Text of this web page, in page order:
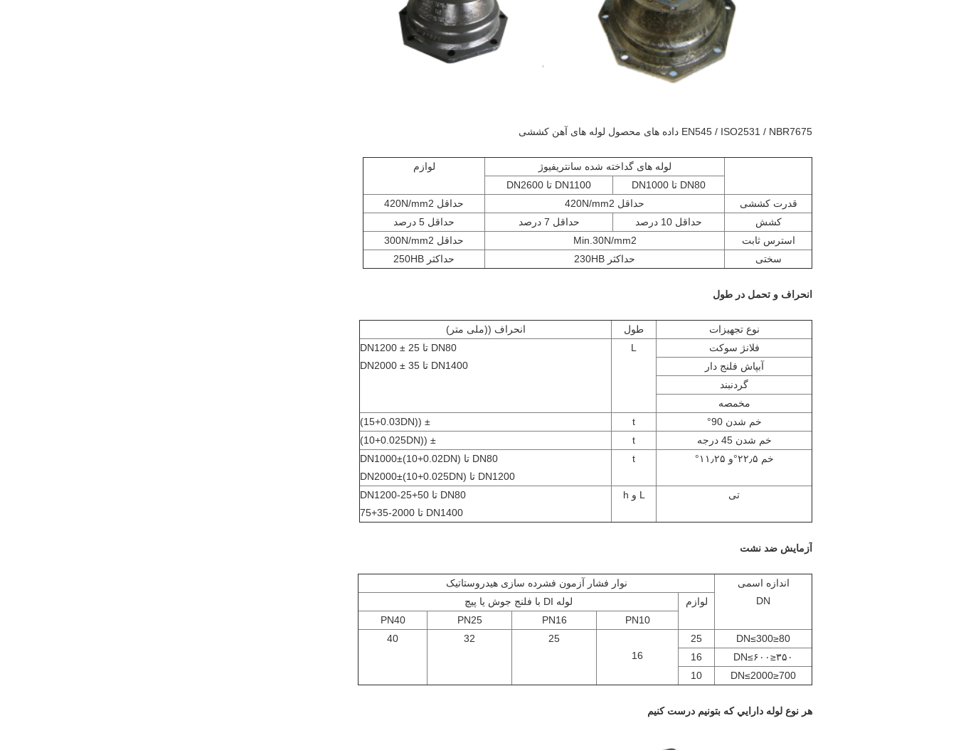
EN545 / ISO2531 / NBR7675 داده های محصول لوله های آهن کششی
لوله های گداخته شده سانتریفیوژ
لوازم
DN80 تا DN1000
DN1100 تا DN2600
قدرت کششی
حداقل 420N/mm2
حداقل 420N/mm2
کشش
حداقل 10 درصد حداقل 7 درصد
حداقل 5 درصد
استرس ثابت
Min.30N/mm2
حداقل 300N/mm2
سختی
حداکثر 230HB حداکثر 250HB
انحراف و تحمل در طول
نوع تجهیزات طول
انحراف ((ملی متر)
فلانژ سوکت
L
DN80 تا DN1200 ± 25
DN1400 تا DN2000 ± 35
آبپاش فلنج دار
گردنبند
مخمصه
خم شدن 90°
t
± ((15+0.03DN)
خم شدن 45 درجه
t
± ((10+0.025DN)
خم ۲۲٫۵°و ۱۱٫۲۵°
t
DN80 تا DN1000±(10+0.02DN)
DN1200 تا DN2000±(10+0.025DN)
تی
L و h
DN80 تا DN1200-25+50
DN1400 تا 2000-35+75
آزمایش ضد نشت
اندازه اسمی
DN
نوار فشار آزمون فشرده سازی هیدروستاتیک
لوازم
لوله DI با فلنج جوش یا پیچ
PN10
PN16
PN25
PN40
80≤DN≤300
25
16
25
32
40
۳۵۰≤DN≤۶۰۰
16
700≤DN≤2000
10
هر نوع لوله دارايي که بتونيم درست کنيم